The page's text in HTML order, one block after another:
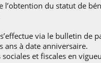
l’obtention du statut de
via le bulletin de
ans à date anniversaire.
et fiscales en